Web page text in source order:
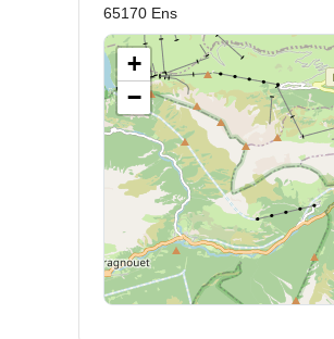
65170 Ens
+
−